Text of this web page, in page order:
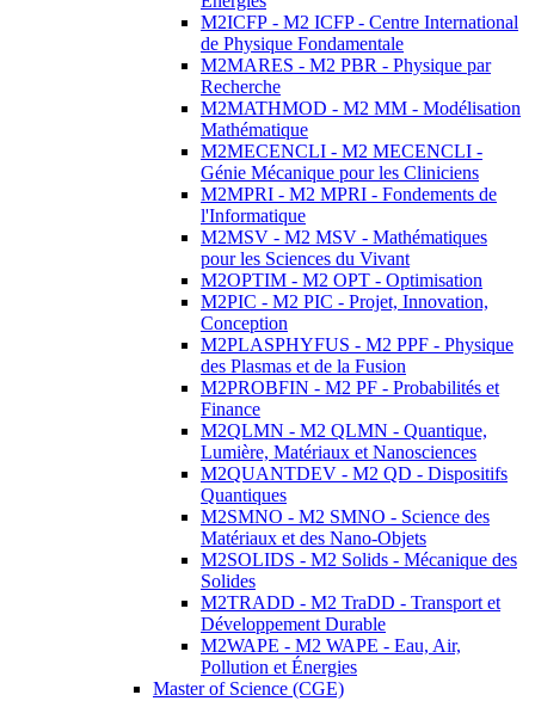
M2ICFP - M2 ICFP - Centre International
de Physique Fondamentale
M2MARES - M2 PBR - Physique par
Recherche
M2MATHMOD - M2 MM - Modélisation
Mathématique
M2MECENCLI - M2 MECENCLI -
Génie Mécanique pour les Cliniciens
M2MPRI - M2 MPRI - Fondements de
l'Informatique
M2MSV - M2 MSV - Mathématiques
pour les Sciences du Vivant
M2OPTIM - M2 OPT - Optimisation
M2PIC - M2 PIC - Projet, Innovation,
Conception
M2PLASPHYFUS - M2 PPF - Physique
des Plasmas et de la Fusion
M2PROBFIN - M2 PF - Probabilités et
Finance
M2QLMN - M2 QLMN - Quantique,
Lumière, Matériaux et Nanosciences
M2QUANTDEV - M2 QD - Dispositifs
Quantiques
M2SMNO - M2 SMNO - Science des
Matériaux et des Nano-Objets
M2SOLIDS - M2 Solids - Mécanique des
Solides
M2TRADD - M2 TraDD - Transport et
Développement Durable
M2WAPE - M2 WAPE - Eau, Air,
Pollution et Énergies
Master of Science (CGE)